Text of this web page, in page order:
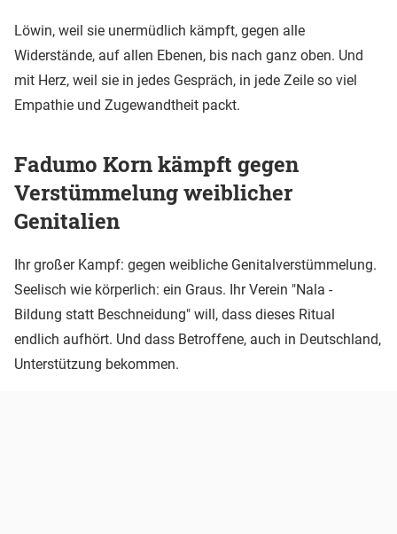
Löwin, weil sie unermüdlich kämpft, gegen alle
Widerstände, auf allen Ebenen, bis nach ganz oben. Und
mit Herz, weil sie in jedes Gespräch, in jede Zeile so viel
Empathie und Zugewandtheit packt.
Fadumo Korn kämpft gegen
Verstümmelung weiblicher
Genitalien
Ihr großer Kampf: gegen weibliche Genitalverstümmelung.
Seelisch wie körperlich: ein Graus. Ihr Verein "Nala -
Bildung statt Beschneidung" will, dass dieses Ritual
endlich aufhört. Und dass Betroffene, auch in Deutschland,
Unterstützung bekommen.